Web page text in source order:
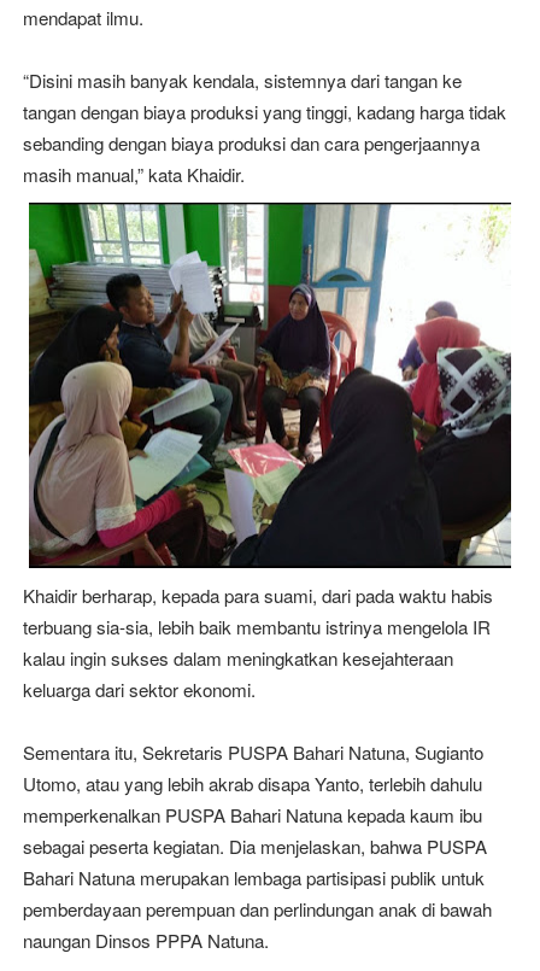
mendapat ilmu.
“Disini masih banyak kendala, sistemnya dari tangan ke
tangan dengan biaya produksi yang tinggi, kadang harga tidak
sebanding dengan biaya produksi dan cara pengerjaannya
masih manual,” kata Khaidir.
Khaidir berharap, kepada para suami, dari pada waktu habis
terbuang sia-sia, lebih baik membantu istrinya mengelola IR
kalau ingin sukses dalam meningkatkan kesejahteraan
keluarga dari sektor ekonomi.
Sementara itu, Sekretaris PUSPA Bahari Natuna, Sugianto
Utomo, atau yang lebih akrab disapa Yanto, terlebih dahulu
memperkenalkan PUSPA Bahari Natuna kepada kaum ibu
sebagai peserta kegiatan. Dia menjelaskan, bahwa PUSPA
Bahari Natuna merupakan lembaga partisipasi publik untuk
pemberdayaan perempuan dan perlindungan anak di bawah
naungan Dinsos PPPA Natuna.